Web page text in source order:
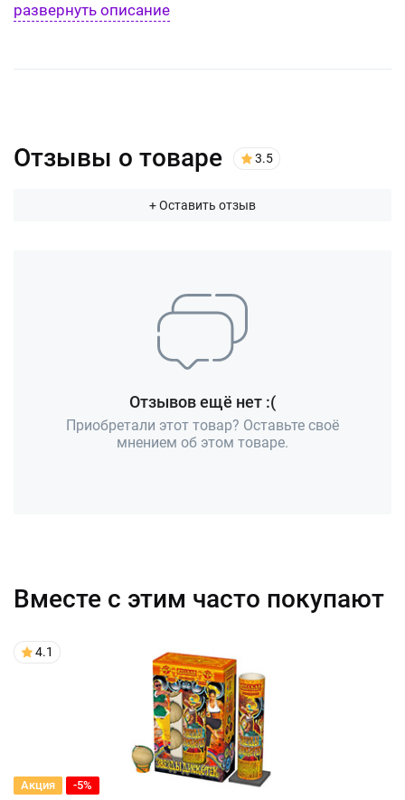
развернуть описание
Отзывы о товаре 3.5
+ Оставить отзыв
Отзывов ещё нет :(
Приобретали этот товар? Оставьте своё
мнением об этом товаре.
Вместе с этим часто покупают
4.1
Акция -5%